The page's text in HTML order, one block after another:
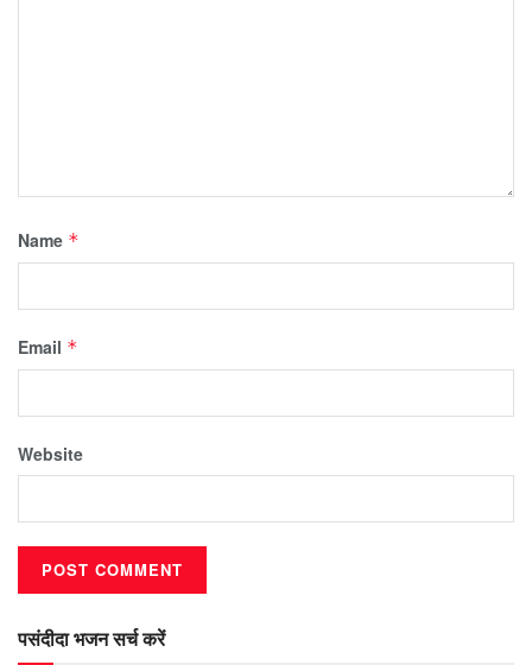
Name *
Email *
Website
पसंदीदा भजन सर्च करें